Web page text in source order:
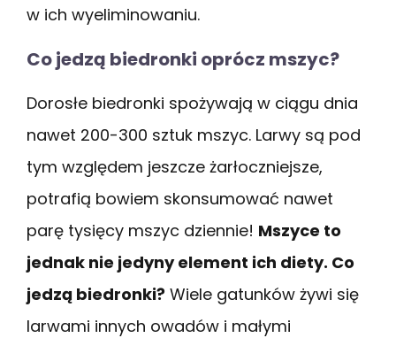
w ich wyeliminowaniu.
Co jedzą biedronki oprócz mszyc?
Dorosłe biedronki spożywają w ciągu dnia
nawet 200-300 sztuk mszyc. Larwy są pod
tym względem jeszcze żarłoczniejsze,
potrafią bowiem skonsumować nawet
parę tysięcy mszyc dziennie! Mszyce to
jednak nie jedyny element ich diety. Co
jedzą biedronki? Wiele gatunków żywi się
larwami innych owadów i małymi